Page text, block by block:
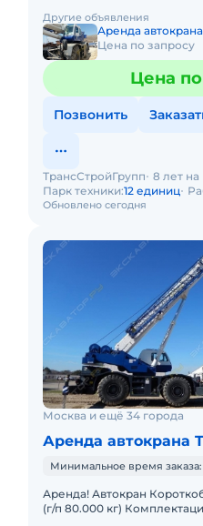
дорогам общего
Другие объявления
Аренда
Цена по запросу
Цена
Позвонить
Обновлено сегодня
ТрансСтройГрупп 8 лет
Парк техники:12 единиц
Москва и ещё 34 города
Аренда автокрана
Минимальное время заказа:
Аренда! Автокран
(г/п 80.000 кг)